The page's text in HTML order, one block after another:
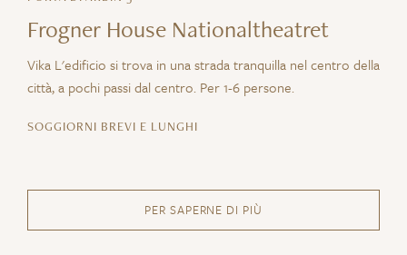
Frogner House Nationaltheatret
Vika L'edificio si trova in una strada tranquilla nel centro della
città, a pochi passi dal centro. Per 1-6 persone.
SOGGIORNI BREVI E LUNGHI
PER SAPERNE DI PIÙ